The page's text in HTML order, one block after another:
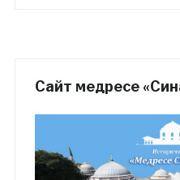
Сайт медресе